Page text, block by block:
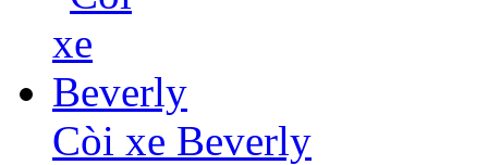
Còi xe Beverly